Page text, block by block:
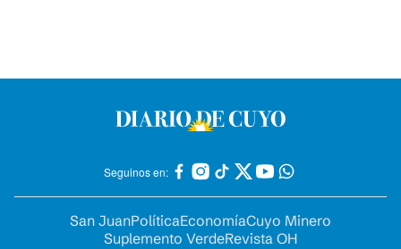
Seguinos en:
San JuanPolíticaEconomíaCuyo Minero
Suplemento VerdeRevista OH